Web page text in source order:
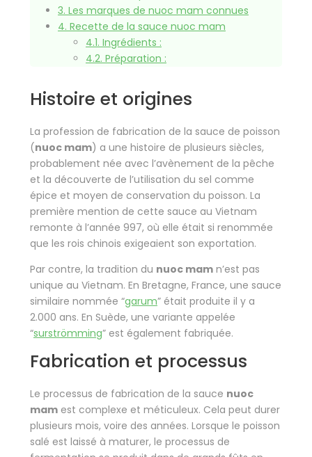
3. Les marques de nuoc mam connues
4. Recette de la sauce nuoc mam
4.1. Ingrédients :
4.2. Préparation :
Histoire et origines
La profession de fabrication de la sauce de poisson
(nuoc mam) a une histoire de plusieurs siècles,
probablement née avec l’avènement de la pêche
et la découverte de l’utilisation du sel comme
épice et moyen de conservation du poisson. La
première mention de cette sauce au Vietnam
remonte à l’année 997, où elle était si renommée
que les rois chinois exigeaient son exportation.
Par contre, la tradition du nuoc mam n’est pas
unique au Vietnam. En Bretagne, France, une sauce
similaire nommée “garum” était produite il y a
2.000 ans. En Suède, une variante appelée
“surströmming” est également fabriquée.
Fabrication et processus
Le processus de fabrication de la sauce nuoc
mam est complexe et méticuleux. Cela peut durer
plusieurs mois, voire des années. Lorsque le poisson
salé est laissé à maturer, le processus de